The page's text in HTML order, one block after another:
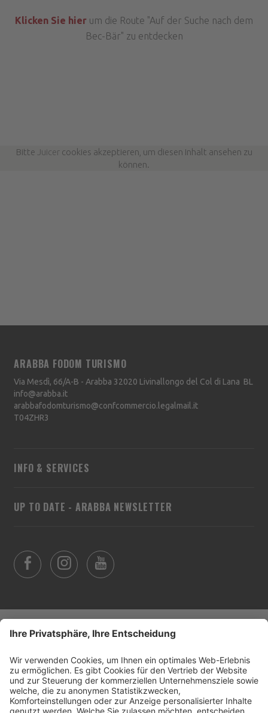
Klicken Sie hier um die Route "Auf der Suche nach dem
Bec-Bär" zu entdecken
Bitte Juicercookies akzeptieren, um diesen Inhalt ansehen zu
können.
UP TO DATE - ARABBA NEWSLETTER
ARABBA FODOM TURISMO
Via Mesdì, 66/A-B - Arabba 32020 Livinallongo del Col di Lana BL
info@arabba.it
arabbafodomturismo@confcommercio.legalmail.it
T04ZHR3
INFO & SERVICES